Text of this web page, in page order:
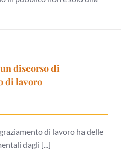
discorso di
di lavoro
di lavoro ha delle
dagli [...]